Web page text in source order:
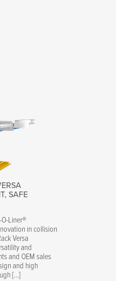
SAFE
Liner®
in collision
Versa
and
and OEM sales
and high
[…]